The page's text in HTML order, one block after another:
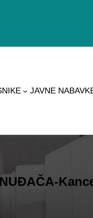
JAVNE